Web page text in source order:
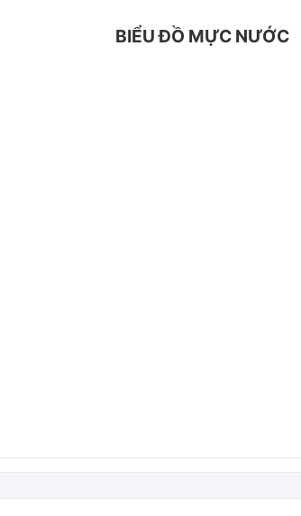
BIỂU ĐỒ MỰC NƯỚC